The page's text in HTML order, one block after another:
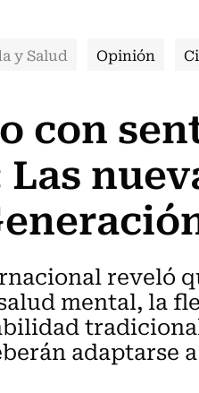
y Salud Opinión
con
reveló
mental, la
adaptarse